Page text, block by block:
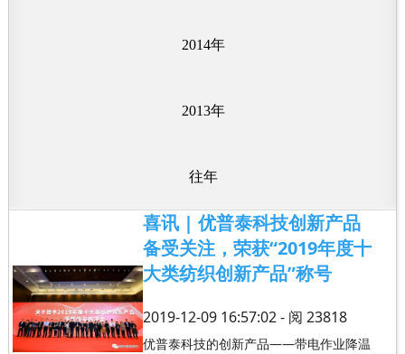
2014年
2013年
往年
喜讯 | 优普泰科技创新产品
备受关注，荣获“2019年度十
大类纺织创新产品”称号
2019-12-09 16:57:02 - 阅23818
优普泰科技的创新产品——带电作业降温